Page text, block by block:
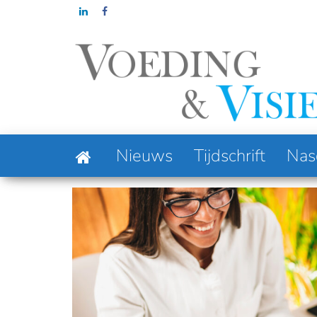
Column:
Nieuws Tijdschrift